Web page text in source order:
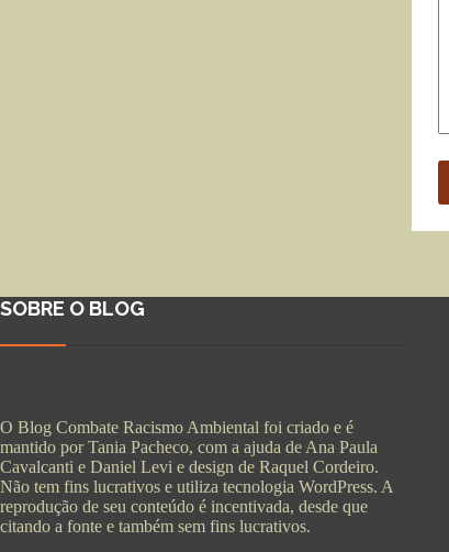
SOBRE O BLOG
O Blog Combate Racismo Ambiental foi criado e é
mantido por Tania Pacheco, com a ajuda de Ana Paula
Cavalcanti e Daniel Levi e design de Raquel Cordeiro.
Não tem fins lucrativos e utiliza tecnologia WordPress. A
reprodução de seu conteúdo é incentivada, desde que
citando a fonte e também sem fins lucrativos.